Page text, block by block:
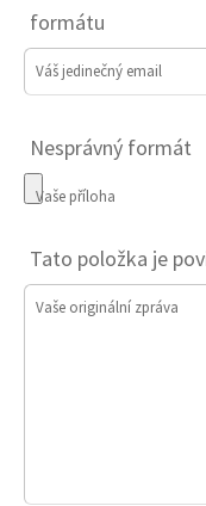
formátu
Váš jedinečný email
Nesprávný formát
Vaše příloha
Tato položka je
Vaše originální zpráva